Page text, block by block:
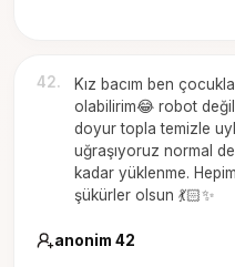
42.
Kız bacım ben
olabilirim😂 robot
doyur topla temizle
uğraşıyoruz normal
kadar yüklenme.
şükürler olsun 💃🏻✨
anonim 42